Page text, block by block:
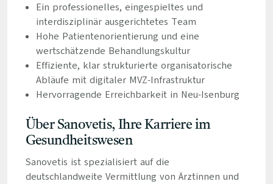
Ein professionelles, eingespieltes und
interdisziplinär ausgerichtetes Team
Hohe Patientenorientierung und eine
wertschätzende Behandlungskultur
Effiziente, klar strukturierte organisatorische
Abläufe mit digitaler MVZ-Infrastruktur
Hervorragende Erreichbarkeit in Neu-Isenburg
Über Sanovetis, Ihre Karriere im
Gesundheitswesen
Sanovetis ist spezialisiert auf die
deutschlandweite Vermittlung von Ärztinnen und